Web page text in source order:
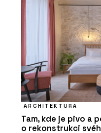
ARCHITEKTURA
Tam, kde je pivo a
o rekonstrukci